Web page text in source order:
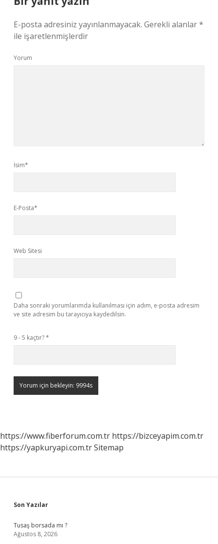
E-posta adresiniz yayınlanmayacak. Gerekli alanlar*
ile işaretlenmişlerdir
Yorum
İsim*
E-Posta*
Web Sitesi
Daha sonraki yorumlarımda kullanılması için adım, e-posta adresim
ve site adresim bu tarayıcıya kaydedilsin.
9 - 5 kaçtır?*
https://www.fiberforum.com.tr https://bizceyapim.com.tr
https://yapkuryapi.com.trSitemap
Sidebar
Son Yazılar
Tusaş borsada mı ?
Ağustos 8, 2026